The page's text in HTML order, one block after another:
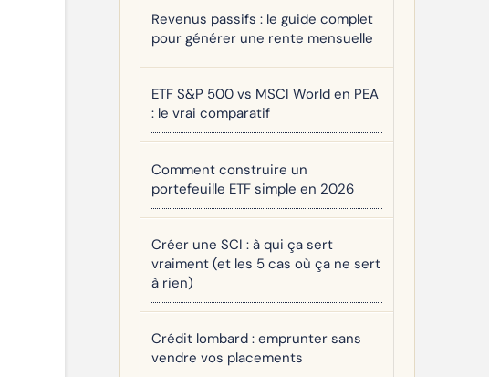
Revenus passifs : le guide complet
pour générer une rente mensuelle
ETF S&P 500 vs MSCI World en PEA
: le vrai comparatif
Comment construire un
portefeuille ETF simple en 2026
Créer une SCI : à qui ça sert
vraiment (et les 5 cas où ça ne sert
à rien)
Crédit lombard : emprunter sans
vendre vos placements